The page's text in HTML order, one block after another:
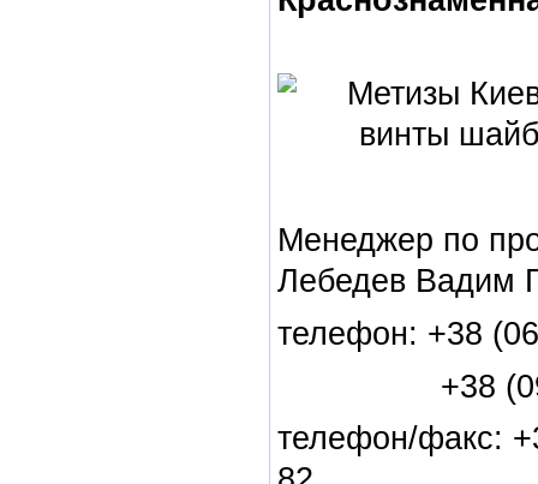
Менеджер по
Лебедев Вадим
телефон: +38
+38 (095)
телефон/факс: